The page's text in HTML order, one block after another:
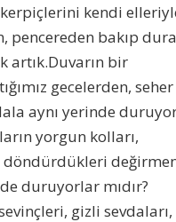
kerpiçlerini kendi
pencereden bakıp
artık.Duvarın bir
gecelerden, seher
aynı yerinde
yorgun kolları,
duruyorlar mıdır?
gizli sevdaları,